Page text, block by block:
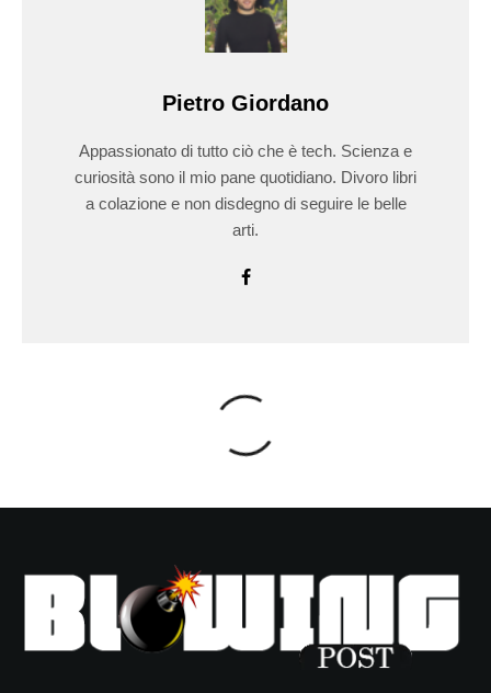
Pietro Giordano
Appassionato di tutto ciò che è tech. Scienza e
curiosità sono il mio pane quotidiano. Divoro libri
a colazione e non disdegno di seguire le belle
arti.